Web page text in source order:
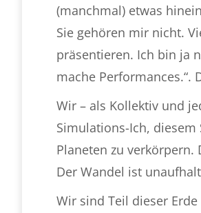
(manchmal) etwas
Sie gehören mir nicht.
präsentieren. Ich bin ja
mache Performances.“.
Wir – als Kollektiv und
Simulations-Ich,
Planeten zu verkörpern.
Der Wandel ist
Wir sind Teil dieser